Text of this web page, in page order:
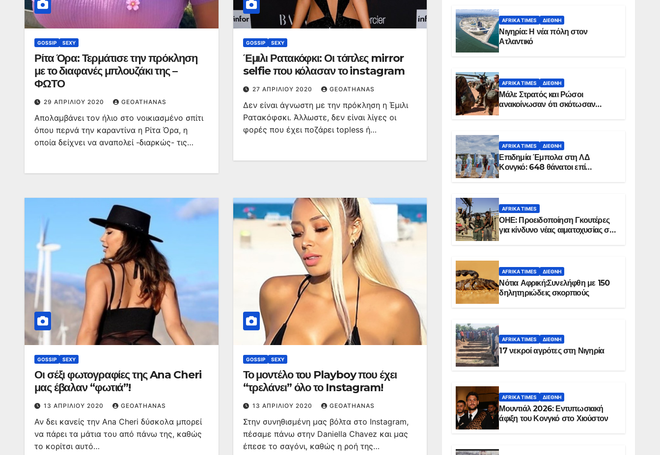
GOSSIP SEXY
Ρίτα Όρα: Τερμάτισε την πρόκληση
με το διαφανές μπλουζάκι της –
ΦΩΤΟ
29 ΑΠΡΙΛΊΟΥ 2020 GEOATHANAS
Απολαμβάνει τον ήλιο στο νοικιασμένο σπίτι
όπου περνά την καραντίνα η Ρίτα Όρα, η
οποία δείχνει να αναπολεί -διαρκώς- τις…
GOSSIP SEXY
Έμιλι Ρατακόφκι: Οι τόπλες mirror
selfie που κόλασαν το instagram
27 ΑΠΡΙΛΊΟΥ 2020 GEOATHANAS
Δεν είναι άγνωστη με την πρόκληση η Έμιλι
Ρατακόφσκι. Άλλωστε, δεν είναι λίγες οι
φορές που έχει ποζάρει topless ή…
GOSSIP SEXY
Οι σέξι φωτογραφίες της Ana Cheri
μας έβαλαν “φωτιά”!
13 ΑΠΡΙΛΊΟΥ 2020 GEOATHANAS
Αν δει κανείς την Ana Cheri δύσκολα μπορεί
να πάρει τα μάτια του από πάνω της, καθώς
το κορίτσι αυτό…
GOSSIP SEXY
Το μοντέλο του Playboy που έχει
“τρελάνει” όλο το Instagram!
13 ΑΠΡΙΛΊΟΥ 2020 GEOATHANAS
Στην συνηθισμένη μας βόλτα στο Instagram,
πέσαμε πάνω στην Daniella Chavez και μας
έπεσε το σαγόνι, καθώς η ροή της…
AFRIKA TIMES ΔΙΕΘΝΉ
Νιγηρία: Η νέα πόλη στον
Ατλαντικό
AFRIKA TIMES ΔΙΕΘΝΉ
Μάλι: Στρατός και Ρώσοι
ανακοίνωσαν ότι σκότωσαν
AFRIKA TIMES ΔΙΕΘΝΉ
Επιδημία Έμπολα στη ΛΔ
Κονγκό: 648 θάνατοι επί
AFRIKA TIMES
ΟΗΕ: Προειδοποίηση Γκουτέρες
για κίνδυνο νέας αιματοχυσίας στο
AFRIKA TIMES ΔΙΕΘΝΉ
Νότια Αφρική:Συνελήφθη με 150
δηλητηριώδεις σκορπιούς
AFRIKA TIMES ΔΙΕΘΝΉ
17 νεκροί αγρότες στη Νιγηρία
AFRIKA TIMES ΔΙΕΘΝΉ
Μουντιάλ 2026: Εντυπωσιακή
άφιξη του Κονγκό στο Χιούστον